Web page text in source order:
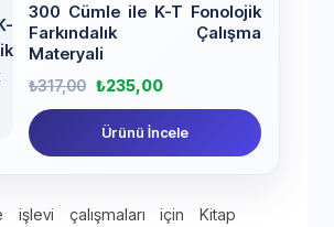
300 Cümle ile K-T Fonolojik
Farkındalık Çalışma
Materyali
₺317,00 ₺235,00
Ürünü İncele